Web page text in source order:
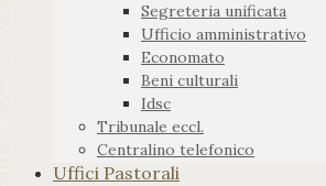
Segreteria unificata
Ufficio amministrativo
Economato
Beni culturali
Idsc
Tribunale eccl.
Centralino telefonico
Uffici Pastorali